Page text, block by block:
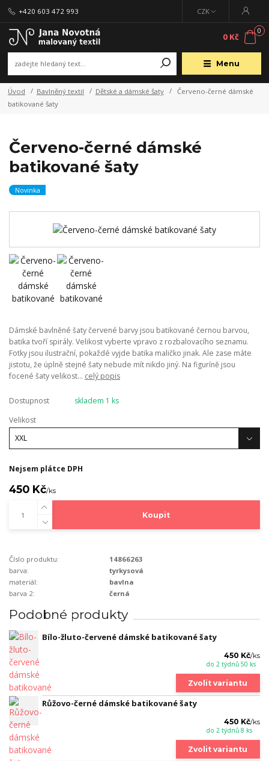
Menu
CZK
+420 603 472 993
0
0 Kč
Úvod Bavlněný textil Dětské a dámské šaty
Červeno-černé dámské
batikované šaty
Červeno-černé dámské
batikované šaty
Novinka
Dámské bavlněné šaty červené barvy jsou batikované černou barvou,
batika tvoří spirály. Velikost vyberte vpravo z rozbalovacího seznamu.
Fotky jsou ilustrační, pokaždé vyjde batika maličko jinak. Ale zase máte
jistotu, že úplně stejné šaty nebude mít nikdo jiný. Na figuríně jsou
focené šaty velikost... celý popis
Dostupnost
skladem 1 ks
Velikost
Nejsem plátce DPH
450 Kč/ks
Koupit
Číslo produktu:
14866263
barva:
tyrkysová
materiál:
bavlna
barva 2:
černá
Podobné produkty
Bílo-žluto-červené dámské batikované šaty
450 Kč/ks
do 2 týdnů 50 ks
Zvolit variantu
Růžovo-černé dámské batikované šaty
450 Kč/ks
do 2 týdnů 8 ks
Zvolit variantu